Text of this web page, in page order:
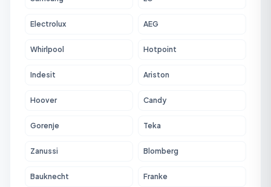
Electrolux AEG
Whirlpool Hotpoint
Indesit Ariston
Hoover Candy
Gorenje Teka
Zanussi Blomberg
Bauknecht Franke